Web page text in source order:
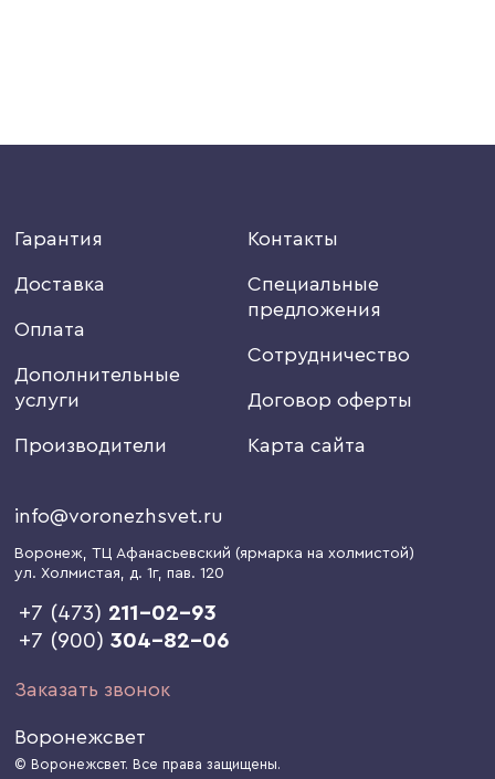
Гарантия
Доставка
Оплата
Дополнительные
услуги
Производители
Контакты
Специальные
предложения
Сотрудничество
Договор оферты
Карта сайта
info@voronezhsvet.ru
Воронеж, ТЦ Афанасьевский (ярмарка на холмистой)
ул. Холмистая, д. 1г, пав. 120
+7 (473) 211-02-93
+7 (900)304-82-06
Заказать звонок
Воронежсвет
© Воронежсвет. Все права защищены.